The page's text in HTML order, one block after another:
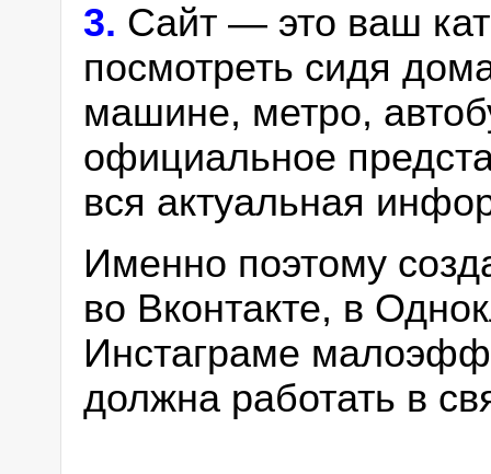
3. Сайт — это ваш
посмотреть сидя
машине, метро,
официальное
вся актуальная
Именно поэтому
во Вконтакте, в
Инстаграме
должна работать в